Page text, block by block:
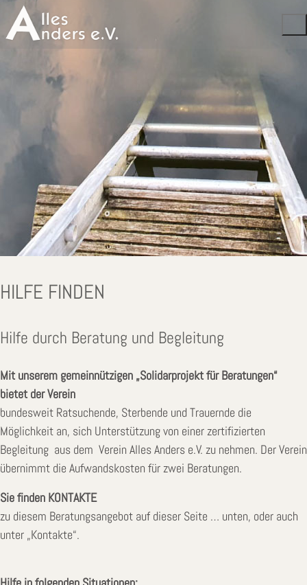
HILFE FINDEN
Hilfe durch Beratung und Begleitung
Mit unserem gemeinnützigen „Solidarprojekt für Beratungen“
bietet der Verein
bundesweit Ratsuchende, Sterbende und Trauernde die
Möglichkeit an, sich Unterstützung von einer zertifizierten
Begleitung aus dem Verein Alles Anders e.V. zu nehmen. Der Verein
übernimmt die Aufwandskosten für zwei Beratungen.
Sie finden KONTAKTE
zu diesem Beratungsangebot auf dieser Seite … unten, oder auch
unter „Kontakte“.